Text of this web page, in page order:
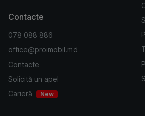
Contacte
078 088 886
office@proimobil.md
Contacte
Solicită un apel
Carieră
New